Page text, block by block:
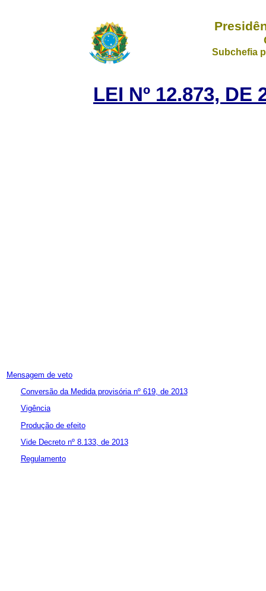
Subchefia
LEI Nº 12.873, DE
Mensagem de veto
Conversão da Medida provisória nº 619, de 2013
Vigência
Produção de efeito
Vide Decreto nº 8.133, de 2013
Regulamento